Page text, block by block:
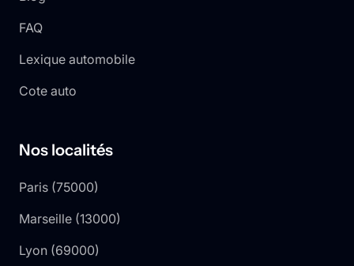
FAQ
Lexique automobile
Cote auto
Nos localités
Paris (75000)
Marseille (13000)
Lyon (69000)